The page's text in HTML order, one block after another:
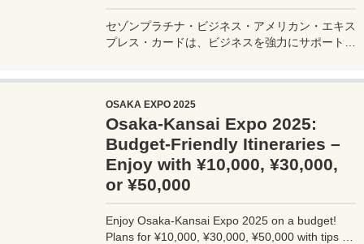
セゾンプラチナ・ビジネス・アメリカン・エキス
プレス・カードは、ビジネスを強力にサポートす
最適です。初年度の年会費無料も魅力。ステータ
スと実用性を兼ね備えたビジネスカードで、あな
たのビジネスをワンランクアップさせませんか？
OSAKA EXPO 2025
Osaka-Kansai Expo 2025:
Budget-Friendly Itineraries –
Enjoy with ¥10,000, ¥30,000,
or ¥50,000
Enjoy Osaka-Kansai Expo 2025 on a budget!
Plans for ¥10,000, ¥30,000, ¥50,000 with tips to